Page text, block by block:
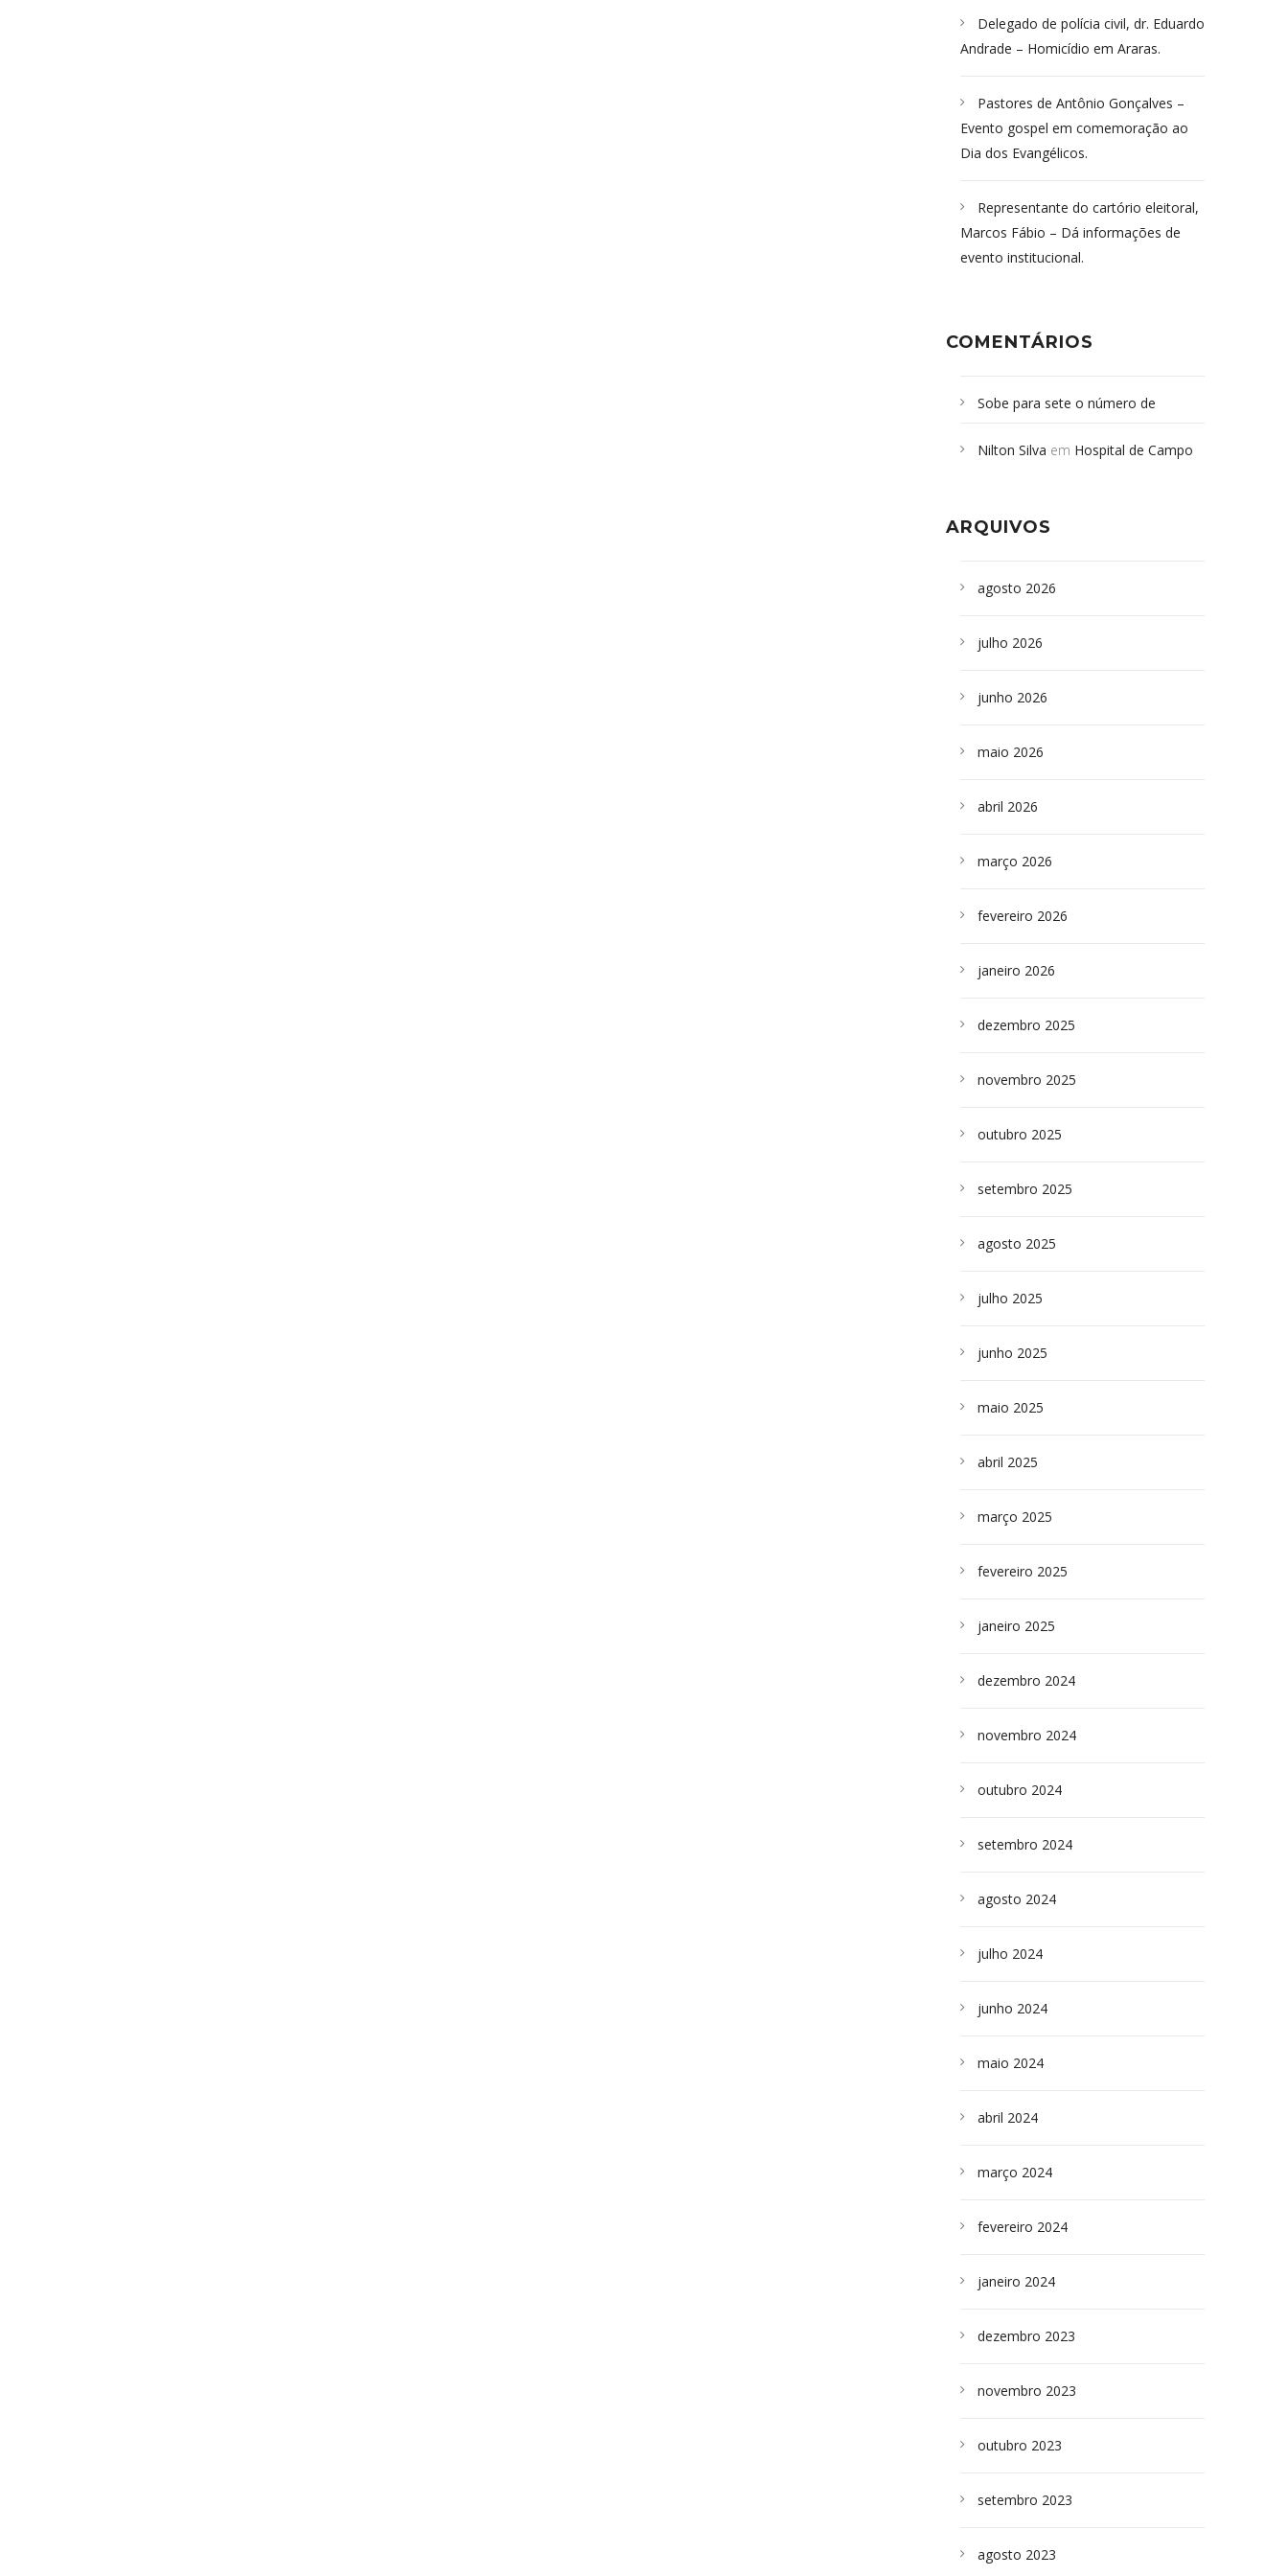
Delegado de polícia civil, dr. Eduardo
Andrade – Homicídio em Araras.
Pastores de Antônio Gonçalves –
Evento gospel em comemoração ao
Dia dos Evangélicos.
Representante do cartório eleitoral,
Marcos Fábio – Dá informações de
evento institucional.
COMENTÁRIOS
Sobe para sete o número de
desabamento em São Paulo - Revista
sepultados em SP
Nilton Silva em Hospital de Campo
ARQUIVOS
agosto 2026
julho 2026
junho 2026
maio 2026
abril 2026
março 2026
fevereiro 2026
janeiro 2026
dezembro 2025
novembro 2025
outubro 2025
setembro 2025
agosto 2025
julho 2025
junho 2025
maio 2025
abril 2025
março 2025
fevereiro 2025
janeiro 2025
dezembro 2024
novembro 2024
outubro 2024
setembro 2024
agosto 2024
julho 2024
junho 2024
maio 2024
abril 2024
março 2024
fevereiro 2024
janeiro 2024
dezembro 2023
novembro 2023
outubro 2023
setembro 2023
agosto 2023